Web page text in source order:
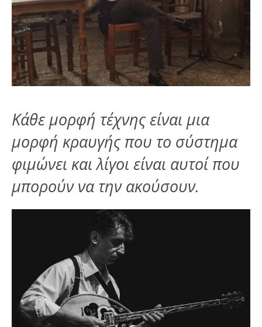
Κάθε μορφή τέχνης είναι μια
μορφή κραυγής που το σύστημα
φιμώνει και λίγοι είναι αυτοί που
μπορούν να την ακούσουν.